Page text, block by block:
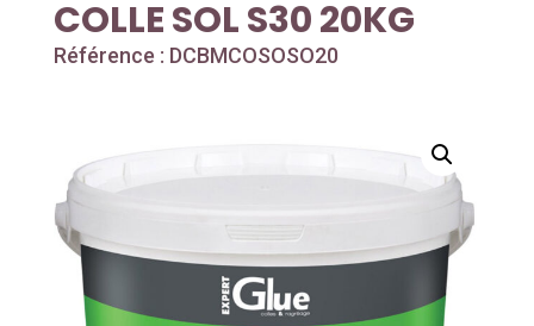
COLLE SOL S30 20KG
Référence : DCBMCOSOSO20